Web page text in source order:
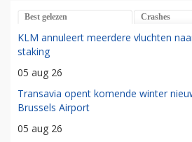
Best gelezen Crashes
KLM annuleert meerdere vluchten
staking
05 aug 26
Transavia opent komende winter
Brussels Airport
05 aug 26